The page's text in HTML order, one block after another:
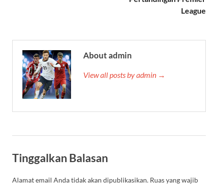
League
About admin
View all posts by admin →
Tinggalkan Balasan
Alamat email Anda tidak akan dipublikasikan. Ruas yang wajib